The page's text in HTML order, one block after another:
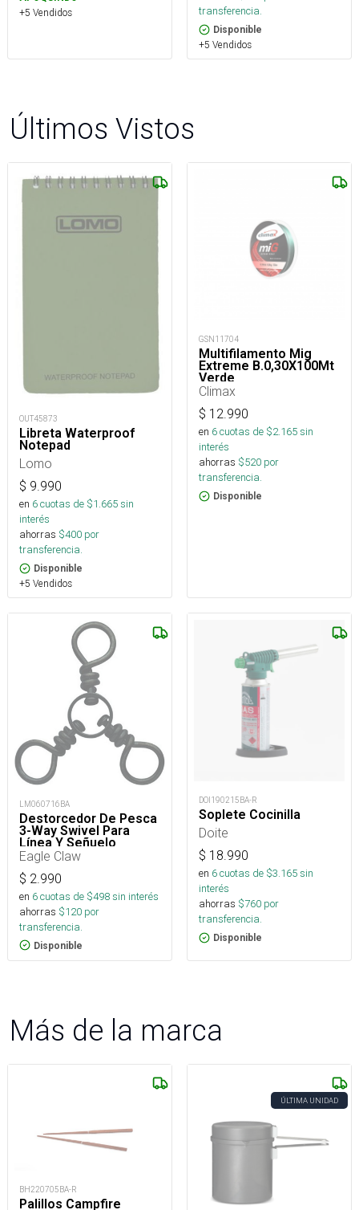
+5 Vendidos
transferencia.
Disponible
+5 Vendidos
Últimos Vistos
OUT45873
Libreta Waterproof
Notepad
Lomo
$ 9.990
en 6cuotas de $1.665sin
interés
ahorras $400 por
transferencia.
Disponible
+5 Vendidos
GSN11704
Multifilamento Mig
Extreme B.0,30X100Mt
Verde
Climax
$ 12.990
en 6cuotas de $2.165sin
interés
ahorras $520 por
transferencia.
Disponible
LM060716BA
Destorcedor De Pesca
3-Way Swivel Para
Línea Y Señuelo
Eagle Claw
$ 2.990
en 6cuotas de $498sin interés
ahorras $120 por
transferencia.
Disponible
DOI190215BA-R
Soplete Cocinilla
Doite
$ 18.990
en 6cuotas de $3.165sin
interés
ahorras $760 por
transferencia.
Disponible
Más de la marca
BH220705BA-R
Palillos Campfire
ÚLTIMA UNIDAD